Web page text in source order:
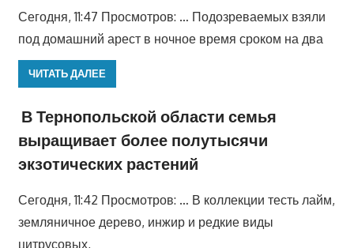
Сегодня, 11:47 Просмотров: … Подозреваемых взяли
под домашний арест в ночное время сроком на два
ЧИТАТЬ ДАЛЕЕ
В Тернопольской области семья
выращивает более полутысячи
экзотических растений
Сегодня, 11:42 Просмотров: … В коллекции тесть лайм,
земляничное дерево, инжир и редкие виды
цитрусовых,